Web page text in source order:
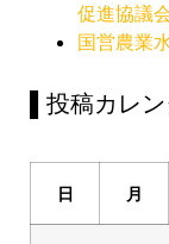
促進協議
国営農業
▌投稿カレ
日 月